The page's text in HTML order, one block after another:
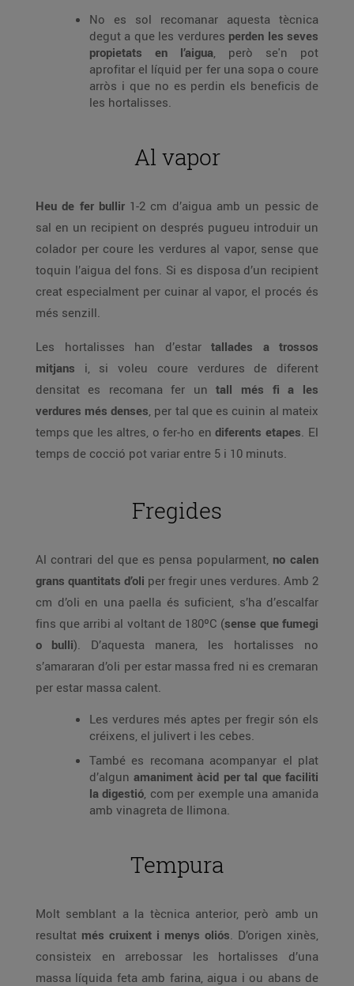
No es sol recomanar aquesta tècnica
degut a que les verdures perden les seves
propietats en l’aigua, però se'n pot
aprofitar el líquid per fer una sopa o coure
arròs i que no es perdin els beneficis de
les hortalisses.
Al vapor
Heu de fer bullir 1-2 cm d’aigua amb un pessic de
sal en un recipient on després pugueu introduir un
colador per coure les verdures al vapor, sense que
toquin l’aigua del fons. Si es disposa d’un recipient
creat especialment per cuinar al vapor, el procés és
més senzill.
Les hortalisses han d’estar tallades a trossos
mitjans i, si voleu coure verdures de diferent
densitat es recomana fer un tall més fi a les
verdures més denses, per tal que es cuinin al mateix
temps que les altres, o fer-ho en diferents etapes. El
temps de cocció pot variar entre 5 i 10 minuts.
Fregides
Al contrari del que es pensa popularment, no calen
grans quantitats d’oli per fregir unes verdures. Amb 2
cm d’oli en una paella és suficient, s’ha d’escalfar
fins que arribi al voltant de 180ºC (sense que fumegi
o bulli). D’aquesta manera, les hortalisses no
s’amararan d’oli per estar massa fred ni es cremaran
per estar massa calent.
Les verdures més aptes per fregir són els
créixens, el julivert i les cebes.
També es recomana acompanyar el plat
d’algun amaniment àcid per tal que faciliti
la digestió, com per exemple una amanida
amb vinagreta de llimona.
Tempura
Molt semblant a la tècnica anterior, però amb un
resultat més cruixent i menys oliós. D’origen xinès,
consisteix en arrebossar les hortalisses d’una
massa líquida feta amb farina, aigua i ou abans de